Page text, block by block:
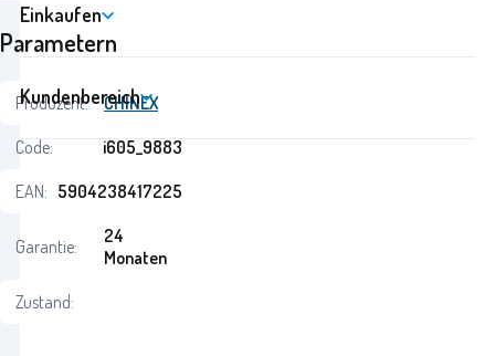
Parametern
Produzent:
CHINEX
Code:
i605_9883
EAN: 5904238417225
Garantie:
24
Monaten
Zustand:
Einkaufen
Kundenbereich